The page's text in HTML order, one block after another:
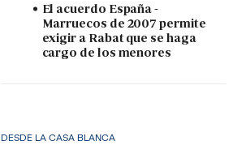
El acuerdo España -
Marruecos de 2007 permite
exigir a Rabat que se haga
cargo de los menores
DESDE LA CASA BLANCA